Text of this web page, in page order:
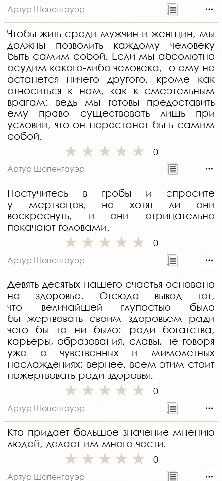
Артур Шопенгауэр
Чтобы жить среди мужчин и женщин, мы
должны позволить каждому человеку
быть самим собой. Если мы абсолютно
осудим какого-либо человека, то ему не
останется ничего другого, кроме как
относиться к нам, как к смертельным
врагам: ведь мы готовы предоставить
ему право существовать лишь при
условии, что он перестанет быть самим
собой.
0
Артур Шопенгауэр
Постучитесь в гробы и спросите
у мертвецов, не хотят ли они
воскреснуть, и они отрицательно
покачают головами.
0
Артур Шопенгауэр
Девять десятых нашего счастья основано
на здоровье. Отсюда вывод тот,
что величайшей глупостью было
бы жертвовать своим здоровьем ради
чего бы то ни было: ради богатства,
карьеры, образования, славы, не говоря
уже о чувственных и мимолетных
наслаждениях; вернее, всем этим стоит
пожертвовать ради здоровья.
0
Артур Шопенгауэр
Кто придает большое значение мнению
людей, делает им много чести.
0
Артур Шопенгауэр